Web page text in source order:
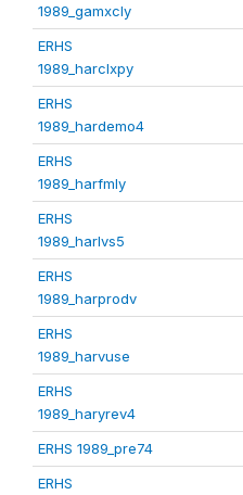
1989_gamxcly
ERHS
1989_harclxpy
ERHS
1989_hardemo4
ERHS
1989_harfmly
ERHS
1989_harlvs5
ERHS
1989_harprodv
ERHS
1989_harvuse
ERHS
1989_haryrev4
ERHS 1989_pre74
ERHS